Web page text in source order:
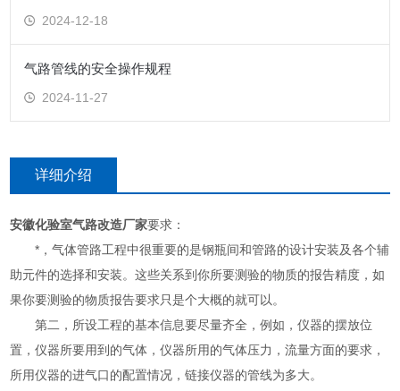
2024-12-18
气路管线的安全操作规程
2024-11-27
详细介绍
安徽化验室气路改造厂家要求：
*，气体管路工程中很重要的是钢瓶间和管路的设计安装及各个辅
助元件的选择和安装。这些关系到你所要测验的物质的报告精度，如
果你要测验的物质报告要求只是个大概的就可以。
第二，所设工程的基本信息要尽量齐全，例如，仪器的摆放位
置，仪器所要用到的气体，仪器所用的气体压力，流量方面的要求，
所用仪器的进气口的配置情况，链接仪器的管线为多大。